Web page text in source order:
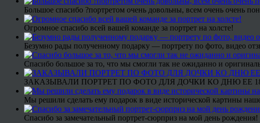
Большое спасибо ?портретом очень довольны, всем очень очень
Огромное спасибо всей вашей команде за портрет на холсте!
Безумно рады полученному подарку — портрету по фото, видео
Спасибо большое за то, что мы смогли так не ожиданно и
ЗАКАЗЫВАЛИ ПОРТРЕТ ПО ФОТО ДЛЯ ДОЧКИ КО ДНЮ ЕЕ
Мы решили сделать ему подарок в виде исторической картины
Спасибо за замечательный портрет-сюрприз на мой день рождения!